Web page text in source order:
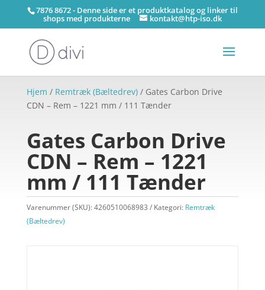
7876 8672 - Denne side er et produktkatalog og linker til
shops med produkterne kontakt@htp-iso.dk
Hjem / Remtræk (Bæltedrev)/ Gates Carbon Drive
CDN – Rem – 1221 mm / 111 Tænder
Gates Carbon Drive
CDN – Rem – 1221
mm / 111 Tænder
Varenummer (SKU):4260510068983 Kategori: Remtræk
(Bæltedrev)